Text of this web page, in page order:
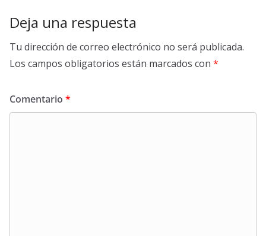
Deja una respuesta
Tu dirección de correo electrónico no será publicada.
Los campos obligatorios están marcados con *
Comentario *